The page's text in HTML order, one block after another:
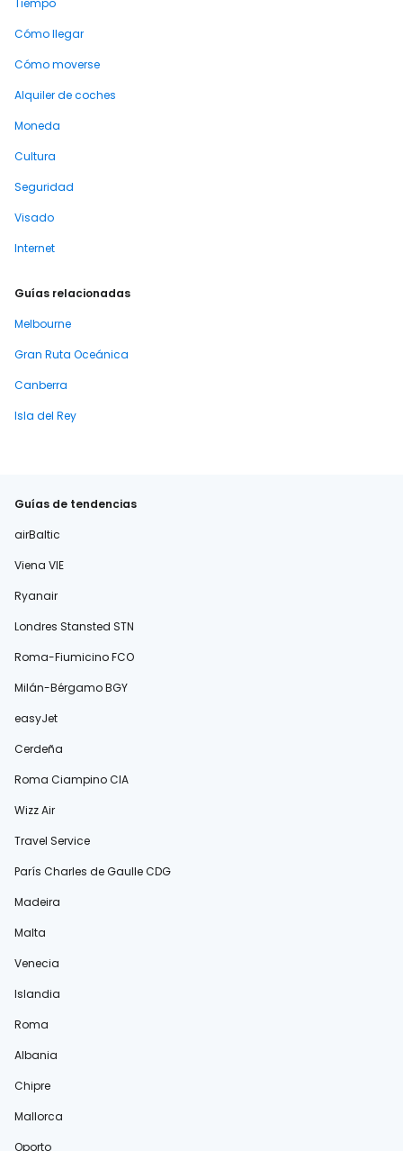
Tiempo
Cómo llegar
Cómo moverse
Alquiler de coches
Moneda
Cultura
Seguridad
Visado
Internet
Guías relacionadas
Melbourne
Gran Ruta Oceánica
Canberra
Isla del Rey
Guías de tendencias
airBaltic
Viena VIE
Ryanair
Londres Stansted STN
Roma-Fiumicino FCO
Milán-Bérgamo BGY
easyJet
Cerdeña
Roma Ciampino CIA
Wizz Air
Travel Service
París Charles de Gaulle CDG
Madeira
Malta
Venecia
Islandia
Roma
Albania
Chipre
Mallorca
Oporto